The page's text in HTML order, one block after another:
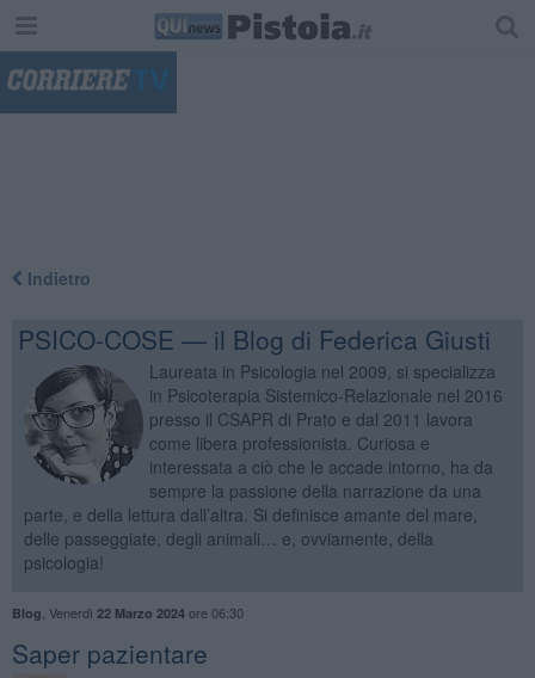
Indietro
PSICO-COSE — il Blog di Federica Giusti
Laureata in Psicologia nel 2009, si specializza
in Psicoterapia Sistemico-Relazionale nel 2016
presso il CSAPR di Prato e dal 2011 lavora
come libera professionista. Curiosa e
interessata a ciò che le accade intorno, ha da
sempre la passione della narrazione da una
parte, e della lettura dall’altra. Si definisce amante del mare,
delle passeggiate, degli animali… e, ovviamente, della
psicologia!
Blog Venerdì 22 Marzo 2024ore 06:30
​Saper pazientare